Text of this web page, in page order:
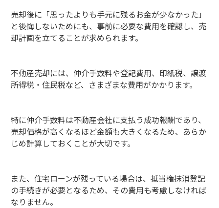
売却後に「思ったよりも手元に残るお金が少なかった」
と後悔しないためにも、事前に必要な費用を確認し、売
却計画を立てることが求められます。
不動産売却には、仲介手数料や登記費用、印紙税、譲渡
所得税・住民税など、さまざまな費用がかかります。
特に仲介手数料は不動産会社に支払う成功報酬であり、
売却価格が高くなるほど金額も大きくなるため、あらか
じめ計算しておくことが大切です。
また、住宅ローンが残っている場合は、抵当権抹消登記
の手続きが必要となるため、その費用も考慮しなければ
なりません。